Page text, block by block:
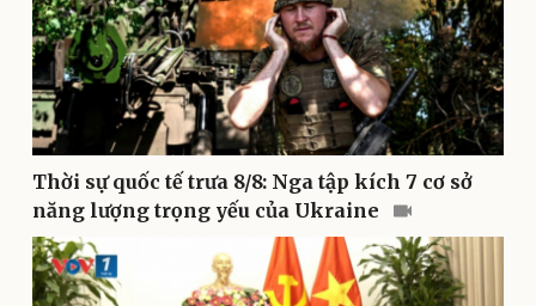
Thế giới thể thao
eSports
Hậu trường
Tư vấn
Thời sự quốc tế trưa 8/8: Nga tập kích 7 cơ sở
năng lượng trọng yếu của Ukraine